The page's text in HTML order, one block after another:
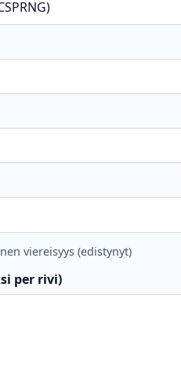
viereisyys (edistynyt)
per rivi)